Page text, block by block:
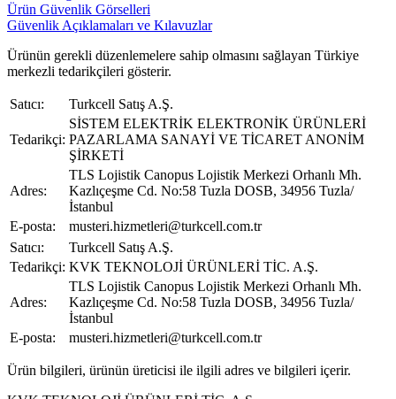
Ürün Güvenlik Görselleri
Güvenlik Açıklamaları ve Kılavuzlar
Ürünün gerekli düzenlemelere sahip olmasını sağlayan Türkiye
merkezli tedarikçileri gösterir.
Satıcı: Turkcell Satış A.Ş.
Tedarikçi:
SİSTEM ELEKTRİK ELEKTRONİK ÜRÜNLERİ
PAZARLAMA SANAYİ VE TİCARET ANONİM
ŞİRKETİ
Adres:
TLS Lojistik Canopus Lojistik Merkezi Orhanlı Mh.
Kazlıçeşme Cd. No:58 Tuzla DOSB, 34956 Tuzla/
İstanbul
E-posta:
musteri.hizmetleri@turkcell.com.tr
Satıcı:
Turkcell Satış A.Ş.
Tedarikçi: KVK TEKNOLOJİ ÜRÜNLERİ TİC. A.Ş.
Adres:
TLS Lojistik Canopus Lojistik Merkezi Orhanlı Mh.
Kazlıçeşme Cd. No:58 Tuzla DOSB, 34956 Tuzla/
İstanbul
E-posta:
musteri.hizmetleri@turkcell.com.tr
Ürün bilgileri, ürünün üreticisi ile ilgili adres ve bilgileri içerir.